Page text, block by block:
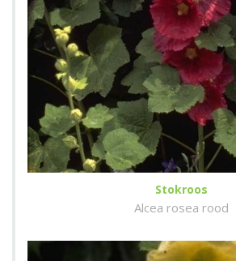
Stokroos
Alcea rosea rood